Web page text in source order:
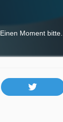
Einen Moment bitte...